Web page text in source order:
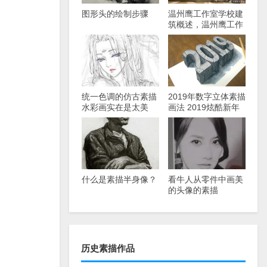
图形头的绘制步骤
温州鹰工作室学校建
筑概述，温州鹰工作
室？
统一色调的仿古素描
水彩画实在是太美
了。
2019年数字立体素描
画法 2019炫酷新年
铅笔画教程
什么是素描半身像？
看牛人从零件中画美
的头像的素描
历史素描作品